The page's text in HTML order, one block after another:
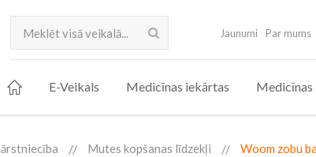
Meklēt
Jaunumi Par mums
E-Veikals Medicīnas iekārtas Medicīnas
Mutes kopšanas līdzekļi Woom zobu